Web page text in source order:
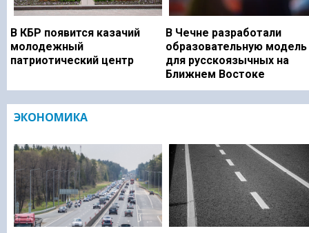
В КБР появится казачий
молодежный
патриотический центр
В Чечне разработали
образовательную модель
для русскоязычных на
Ближнем Востоке
ЭКОНОМИКА